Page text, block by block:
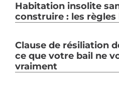
Habitation insolite
construire : les
Clause de résiliation
ce que votre bail ne
vraiment